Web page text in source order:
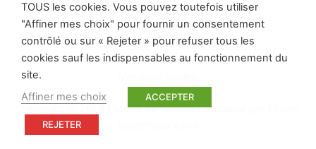
Politique de confidentialité
Conditions générales de vente
Copyright © 2026 L'atelier de Samuel | Propulsé par
TOUS les cookies. Vous pouvez toutefois utiliser
"Affiner mes choix" pour fournir un consentement
contrôlé ou sur « Rejeter » pour refuser tous les
cookies sauf les indispensables au fonctionnement du
site.
Affiner mes choix
ACCEPTER
REJETER